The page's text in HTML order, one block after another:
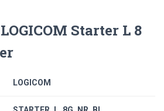
Starter L 8
LOGICOM